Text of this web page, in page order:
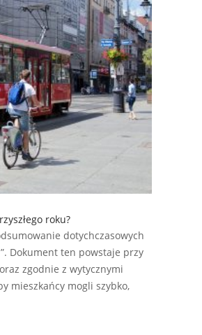
roku?
dotychczasowych
Dokument ten powstaje przy
zgodnie z wytycznymi
mieszkańcy mogli szybko,